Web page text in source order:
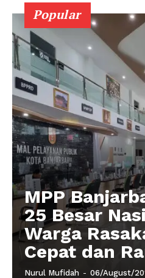
Popular
MPP
25 Besar
Warga
Cepat dan
Nurul Mufidah - 06/August/